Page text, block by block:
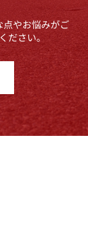
やお悩みがご
ださい。